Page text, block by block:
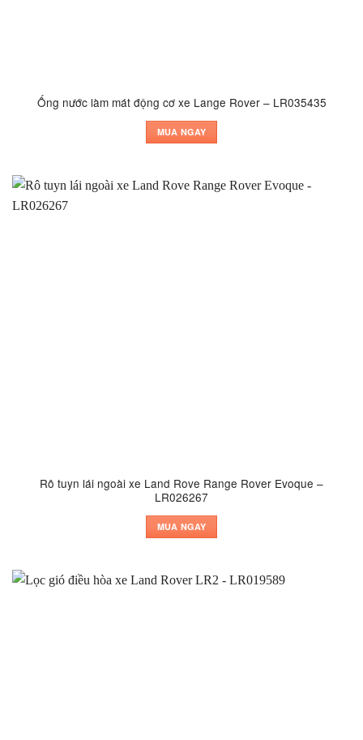
Ống nước làm mát động cơ xe Lange Rover – LR035435
MUA NGAY
Rô tuyn lái ngoài xe Land Rove Range Rover Evoque –
LR026267
MUA NGAY